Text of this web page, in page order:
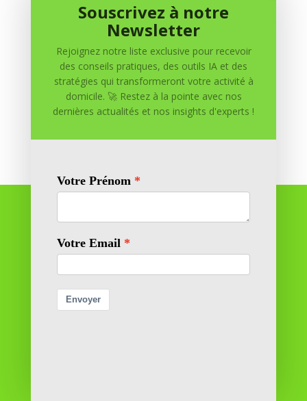
Enregistrer mon nom, mon e-mail et mon site dans
le navigateur pour mon prochain commentaire.
Soumettre le commentaire
Réussite à Domicile
Souscrivez à notre
Newsletter
Rejoignez notre liste exclusive pour recevoir
des conseils pratiques, des outils IA et des
stratégies qui transformeront votre activité à
domicile. 🚀 Restez à la pointe avec nos
dernières actualités et nos insights d'experts !